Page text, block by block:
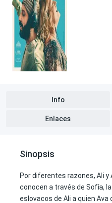
Info
Enlaces
Sinopsis
Por diferentes razones, Ali y
conocen a través de Sofía,
eslovacos de Ali a quien Ava